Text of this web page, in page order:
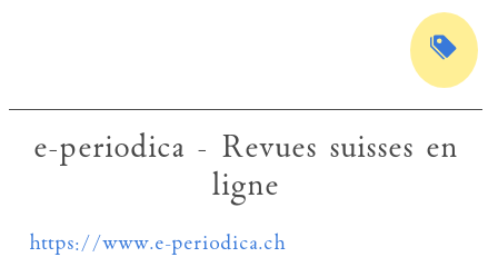
e-periodica - Revues suisses en
ligne
https://www.e-periodica.ch